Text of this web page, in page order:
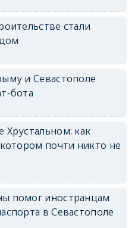
стали
и Севастополе
бота
как
почти никто не
помог иностранцам
в Севастополе